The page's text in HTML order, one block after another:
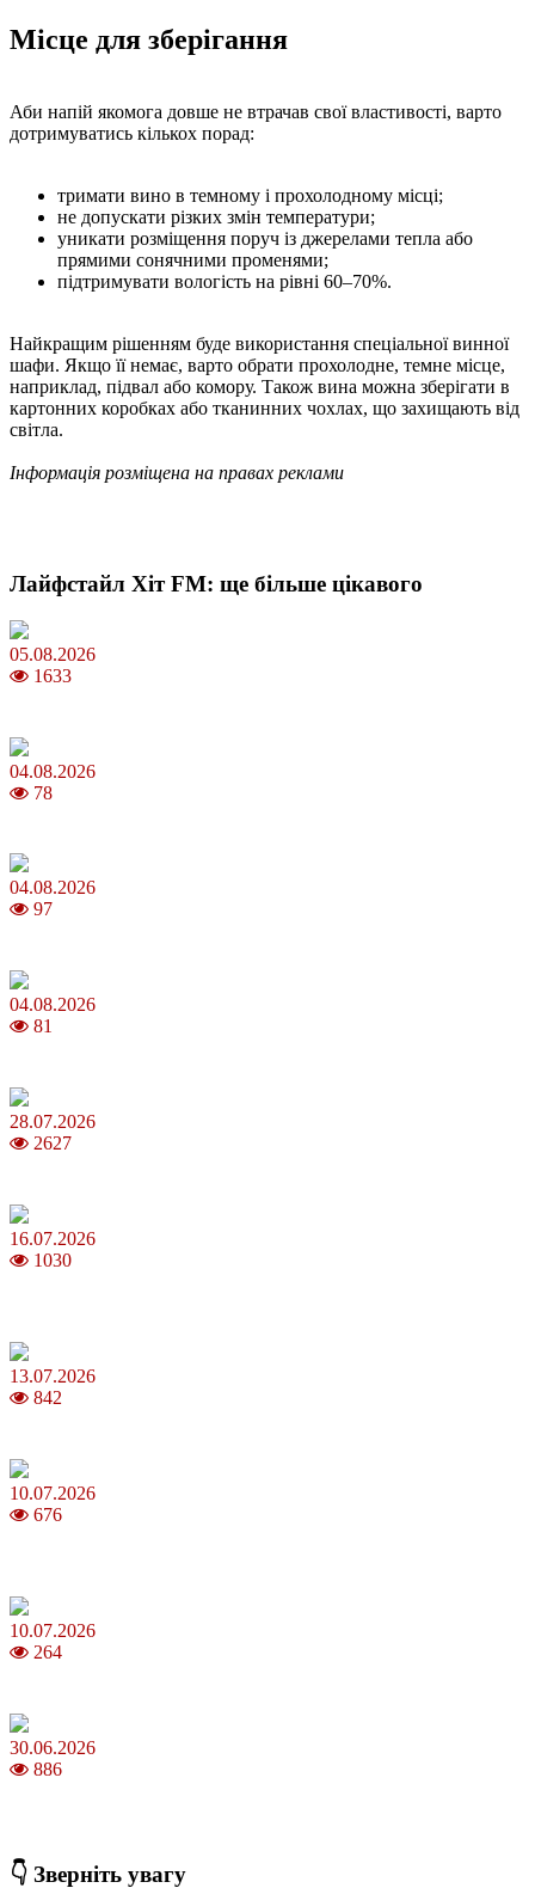
Місце для зберігання
Аби напій якомога довше не втрачав свої властивості, варто
дотримуватись кількох порад:
тримати вино в темному і прохолодному місці;
не допускати різких змін температури;
уникати розміщення поруч із джерелами тепла або
прямими сонячними променями;
підтримувати вологість на рівні 60–70%.
Найкращим рішенням буде використання спеціальної винної
шафи. Якщо її немає, варто обрати прохолодне, темне місце,
наприклад, підвал або комору. Також вина можна зберігати в
картонних коробках або тканинних чохлах, що захищають від
світла.
Інформація розміщена на правах реклами
Лайфстайл Хіт FM: ще більше цікавого
05.08.2026
1633
04.08.2026
78
04.08.2026
97
04.08.2026
81
28.07.2026
2627
16.07.2026
1030
13.07.2026
842
10.07.2026
676
10.07.2026
264
30.06.2026
886
👇 Зверніть увагу